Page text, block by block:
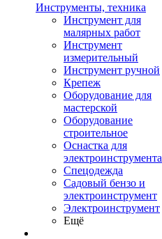
Инструменты, техника
Инструмент для
малярных работ
Инструмент
измерительный
Инструмент ручной
Крепеж
Оборудование для
мастерской
Оборудование
строительное
Оснастка для
электроинструмента
Спецодежда
Садовый бензо и
электроинструмент
Электроинструмент
Ещё